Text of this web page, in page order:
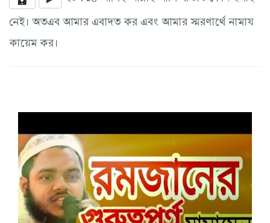
নেই। অতএব আমার এবাদত কর এবং আমার স্মরণার্থে নামায
কায়েম কর।